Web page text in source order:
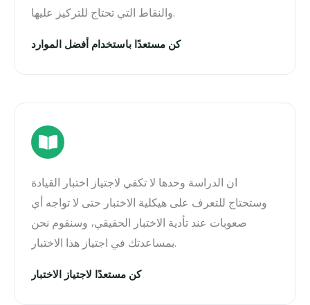
والنقاط التي تحتاج للتركيز عليها.
كن مستعدًا باستخدام أفضل الموارد
ان الدراسة وحدها لا تكفي لاجتياز اختبار القيادة
وستحتاج للتعرف على هيكلية الاختبار حتى لا تواجه أي
صعوبات عند تأدية الاختبار الحقيقي، وسنقوم نحن
بمساعدتك في اجتياز هذا الاختبار.
كن مستعدًا لاجتياز الاختبار